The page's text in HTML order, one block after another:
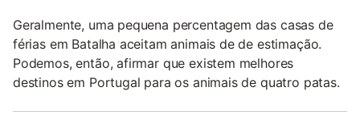
Geralmente, uma pequena percentagem das casas de
férias em Batalha aceitam animais de de estimação.
Podemos, então, afirmar que existem melhores
destinos em Portugal para os animais de quatro patas.